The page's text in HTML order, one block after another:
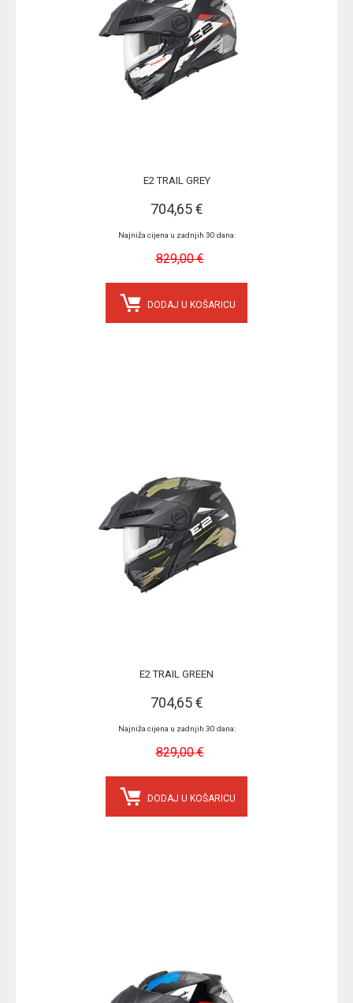
E2 TRAIL GREY
704,65 €
Najniža cijena u zadnjih 30 dana:
829,00 €
DODAJ U KOŠARICU
E2 TRAIL GREEN
704,65 €
Najniža cijena u zadnjih 30 dana:
829,00 €
DODAJ U KOŠARICU